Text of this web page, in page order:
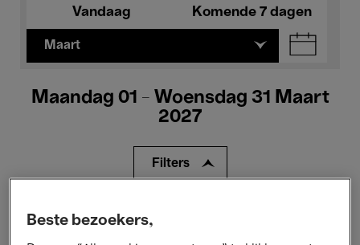
Vandaag Komende 7 dagen
Maart
Maandag 01 - Woensdag 31 Maart
2027
Filters
Alle evenementen
Beste bezoekers,